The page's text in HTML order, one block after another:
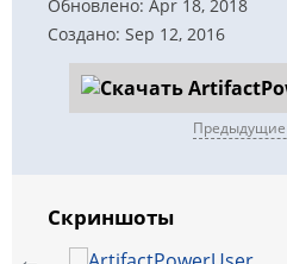
Обновлено: Apr 18, 2018
Создано: Sep 12, 2016
Предыдущие
Скриншоты